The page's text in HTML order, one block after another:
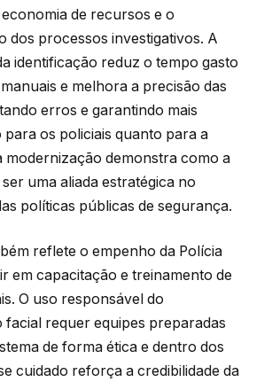
de recursos e o
dos processos investigativos. A
identificação reduz o tempo gasto
e melhora a precisão das
erros e garantindo mais
os policiais quanto para a
modernização demonstra como a
uma aliada estratégica no
políticas públicas de segurança.
reflete o empenho da Polícia
em capacitação e treinamento de
O uso responsável do
requer equipes preparadas
de forma ética e dentro dos
cuidado reforça a credibilidade da